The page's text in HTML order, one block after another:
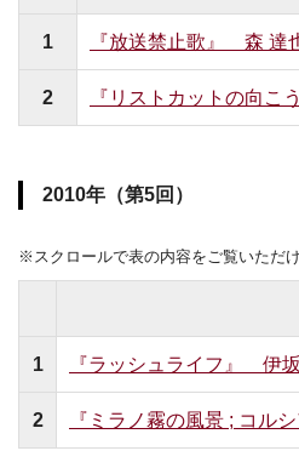
1 『放送禁止歌』 森 達
2 『リストカットの向
2010年（第5回）
※スクロールで表の内容をご覧いただけ
1 『ラッシュライフ』 伊
2 『ミラノ霧の風景 ; コル